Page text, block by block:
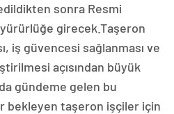
sonra Resmi
yürürlüğe girecek.Taşeron
iş güvencesi sağlanması ve
açısından büyük
gündeme gelen bu
bekleyen taşeron işçiler için